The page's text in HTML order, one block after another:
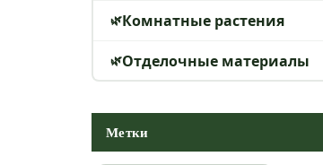
Комнатные растения
Отделочные материалы
Метки